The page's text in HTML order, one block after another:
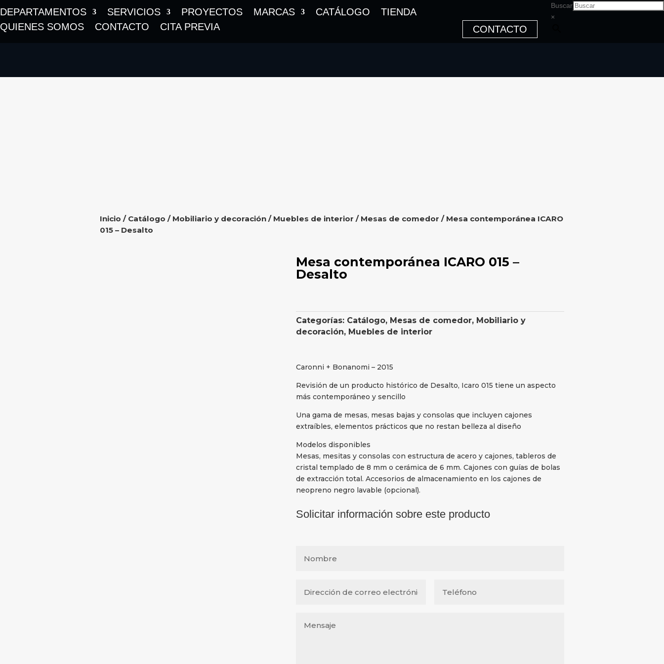
DEPARTAMENTOS SERVICIOS PROYECTOS MARCAS CATÁLOGO
TIENDA
QUIENES SOMOS
CONTACTO CITA PREVIA CONTACTO
Buscar
×
Inicio / Catálogo / Mobiliario y decoración/ Muebles de interior / Mesas de comedor / Mesa contemporánea ICARO
015 – Desalto
Mesa contemporánea ICARO 015 –
Desalto
Categorías: Catálogo, Mesas de comedor, Mobiliario y
decoración, Muebles de interior
Caronni + Bonanomi – 2015
Revisión de un producto histórico de Desalto, Icaro 015 tiene un aspecto
más contemporáneo y sencillo
Una gama de mesas, mesas bajas y consolas que incluyen cajones
extraíbles, elementos prácticos que no restan belleza al diseño
Modelos disponibles
Mesas, mesitas y consolas con estructura de acero y cajones, tableros de
cristal templado de 8 mm o cerámica de 6 mm. Cajones con guías de bolas
de extracción total. Accesorios de almacenamiento en los cajones de
neopreno negro lavable (opcional).
Solicitar información sobre este producto